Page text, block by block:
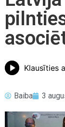
Klausīties
Baiba 3